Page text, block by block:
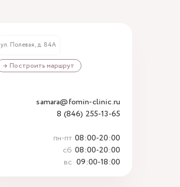
ул. Полевая, д. 84А
→ Построить маршрут
samara@fomin-clinic.ru
8 (846) 255-13-65
пн-пт 08:00-20:00
сб 08:00-20:00
вс 09:00-18:00